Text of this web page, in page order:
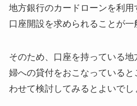
地方銀行のカードローンを利用
口座開設を求められることが一
そのため、口座を持っている
婦への貸付をおこなっていると
わせて検討してみるとよいでし